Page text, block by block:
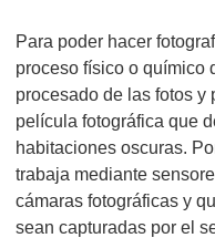
Para poder hacer
proceso físico o químico
procesado de las fotos y
película fotográfica que
habitaciones oscuras.
trabaja mediante
cámaras fotográficas y
sean capturadas por el